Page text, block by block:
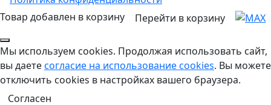
Товар добавлен в корзину
Перейти в корзину
Мы используем cookies. Продолжая использовать сайт,
вы даетесогласие на использование cookies. Вы можете
отключить cookies в настройках вашего браузера.
Согласен